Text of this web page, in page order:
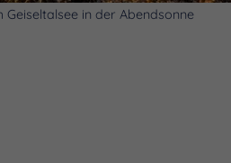
Geiseltalsee in der Abendsonne